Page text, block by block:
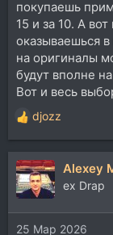
покупаешь
15 и за 10. А
оказываешься
на оригиналы
будут вполне
Вот и весь
Р
е
а
к
ц
и
и
:
djozz
Alexey
ex Drap
25 Мар 2026